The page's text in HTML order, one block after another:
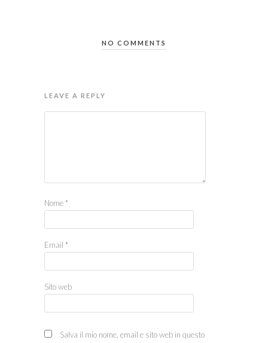
NO COMMENTS
LEAVE A REPLY
Nome *
Email *
Sito web
Salva il mio nome, email e sito web in questo